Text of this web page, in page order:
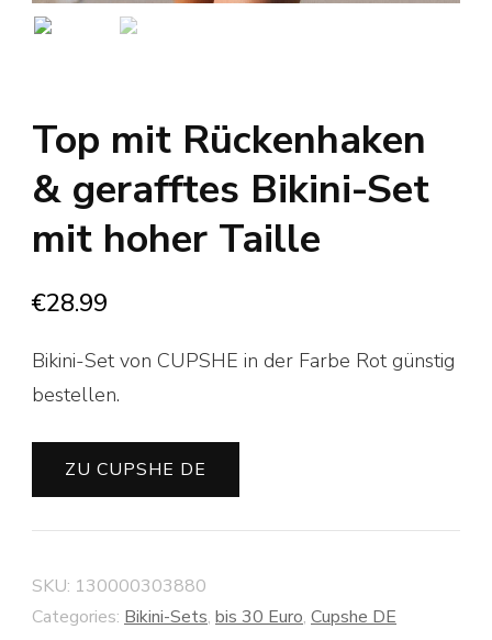
Top mit Rückenhaken
& gerafftes Bikini-Set
mit hoher Taille
€28.99
Bikini-Set von CUPSHE in der Farbe Rot günstig
bestellen.
ZU CUPSHE DE
SKU: 130000303880
Categories: Bikini-Sets, bis 30 Euro, Cupshe DE